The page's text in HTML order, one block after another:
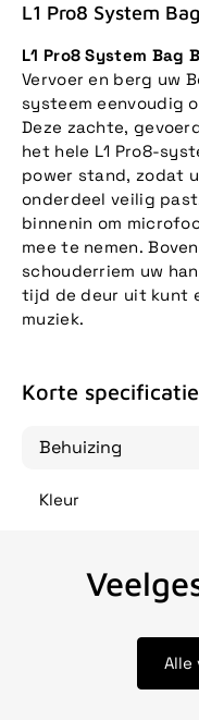
L1 Pro8 System
L1 Pro8 System Bag
Vervoer en berg uw
systeem eenvoudig
Deze zachte,
het hele L1 Pro8-
power stand, zodat
onderdeel veilig
binnenin om
mee te nemen.
schouderriem uw
tijd de deur uit kunt
muziek.
Korte
Behuizing
Kleur
Alle